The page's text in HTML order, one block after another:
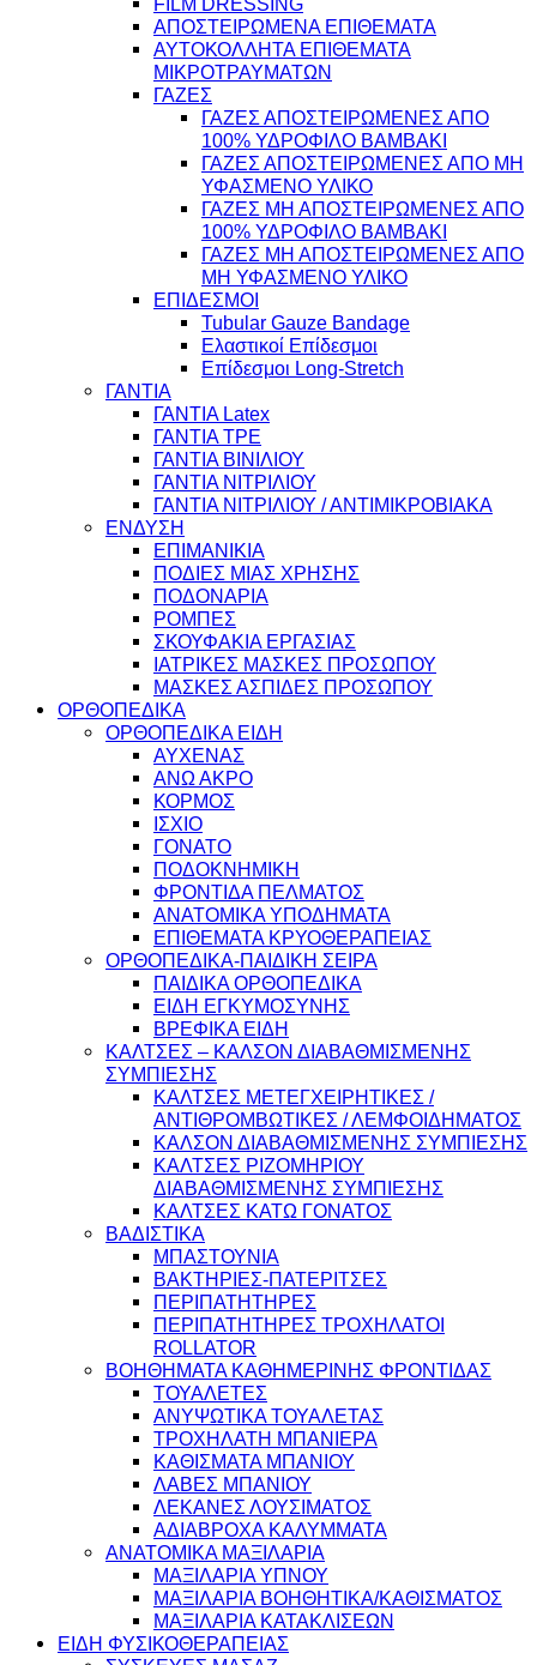
ΑΠΟΣΤΕΙΡΩΜΕΝΑ ΕΠΙΘΕΜΑΤΑ
ΑΥΤΟΚΟΛΛΗΤΑ ΕΠΙΘΕΜΑΤΑ
ΜΙΚΡΟΤΡΑΥΜΑΤΩΝ
ΓΑΖΕΣ
ΓΑΖΕΣ ΑΠΟΣΤΕΙΡΩΜΕΝΕΣ ΑΠΟ
100% ΥΔΡΟΦΙΛΟ ΒΑΜΒΑΚΙ
ΓΑΖΕΣ ΑΠΟΣΤΕΙΡΩΜΕΝΕΣ ΑΠΟ ΜΗ
ΥΦΑΣΜΕΝΟ ΥΛΙΚΟ
ΓΑΖΕΣ ΜΗ ΑΠΟΣΤΕΙΡΩΜΕΝΕΣ ΑΠΟ
100% ΥΔΡΟΦΙΛΟ ΒΑΜΒΑΚΙ
ΓΑΖΕΣ ΜΗ ΑΠΟΣΤΕΙΡΩΜΕΝΕΣ ΑΠΟ
ΜΗ ΥΦΑΣΜΕΝΟ ΥΛΙΚΟ
ΕΠΙΔΕΣΜΟΙ
Tubular Gauze Bandage
Ελαστικοί Επίδεσμοι
Επίδεσμοι Long-Stretch
ΓΑΝΤΙΑ
ΓΑΝΤΙΑ Latex
ΓΑΝΤΙΑ TPE
ΓΑΝΤΙΑ ΒΙΝΙΛΙΟΥ
ΓΑΝΤΙΑ ΝΙΤΡΙΛΙΟΥ
ΓΑΝΤΙΑ ΝΙΤΡΙΛΙΟΥ / ΑΝΤΙΜΙΚΡΟΒΙΑΚΑ
ΕΝΔΥΣΗ
ΕΠΙΜΑΝΙΚΙΑ
ΠΟΔΙΕΣ ΜΙΑΣ ΧΡΗΣΗΣ
ΠΟΔΟΝΑΡΙΑ
ΡΟΜΠΕΣ
ΣΚΟΥΦΑΚΙΑ ΕΡΓΑΣΙΑΣ
ΙΑΤΡΙΚΕΣ ΜΑΣΚΕΣ ΠΡΟΣΩΠΟΥ
ΜΑΣΚΕΣ ΑΣΠΙΔΕΣ ΠΡΟΣΩΠΟΥ
ΟΡΘΟΠΕΔΙΚΑ
ΟΡΘΟΠΕΔΙΚΑ ΕΙΔΗ
ΑΥΧΕΝΑΣ
ΑΝΩ ΑΚΡΟ
ΚΟΡΜΟΣ
ΙΣΧΙΟ
ΓΟΝΑΤΟ
ΠΟΔΟΚΝΗΜΙΚΗ
ΦΡΟΝΤΙΔΑ ΠΕΛΜΑΤΟΣ
ΑΝΑΤΟΜΙΚΑ ΥΠΟΔΗΜΑΤΑ
ΕΠΙΘΕΜΑΤΑ ΚΡΥΟΘΕΡΑΠΕΙΑΣ
ΟΡΘΟΠΕΔΙΚΑ-ΠΑΙΔΙΚΗ ΣΕΙΡΑ
ΠΑΙΔΙΚΑ ΟΡΘΟΠΕΔΙΚΑ
ΕΙΔΗ ΕΓΚΥΜΟΣΥΝΗΣ
ΒΡΕΦΙΚΑ ΕΙΔΗ
ΚΑΛΤΣΕΣ – ΚΑΛΣΟΝ ΔΙΑΒΑΘΜΙΣΜΕΝΗΣ
ΣΥΜΠΙΕΣΗΣ
ΚΑΛΤΣΕΣ ΜΕΤΕΓΧΕΙΡΗΤΙΚΕΣ /
ΑΝΤΙΘΡΟΜΒΩΤΙΚΕΣ / ΛΕΜΦΟΙΔΗΜΑΤΟΣ
ΚΑΛΣΟΝ ΔΙΑΒΑΘΜΙΣΜΕΝΗΣ ΣΥΜΠΙΕΣΗΣ
ΚΑΛΤΣΕΣ ΡΙΖΟΜΗΡΙΟΥ
ΔΙΑΒΑΘΜΙΣΜΕΝΗΣ ΣΥΜΠΙΕΣΗΣ
ΚΑΛΤΣΕΣ ΚΑΤΩ ΓΟΝΑΤΟΣ
ΒΑΔΙΣΤΙΚΑ
ΜΠΑΣΤΟΥΝΙΑ
ΒΑΚΤΗΡΙΕΣ-ΠΑΤΕΡΙΤΣΕΣ
ΠΕΡΙΠΑΤΗΤΗΡΕΣ
ΠΕΡΙΠΑΤΗΤΗΡΕΣ ΤΡΟΧΗΛΑΤΟΙ
ROLLATOR
ΒΟΗΘΗΜΑΤΑ ΚΑΘΗΜΕΡΙΝΗΣ ΦΡΟΝΤΙΔΑΣ
ΤΟΥΑΛΕΤΕΣ
ΑΝΥΨΩΤΙΚΑ ΤΟΥΑΛΕΤΑΣ
ΤΡΟΧΗΛΑΤΗ ΜΠΑΝΙΕΡΑ
ΚΑΘΙΣΜΑΤΑ ΜΠΑΝΙΟΥ
ΛΑΒΕΣ ΜΠΑΝΙΟΥ
ΛΕΚΑΝΕΣ ΛΟΥΣΙΜΑΤΟΣ
ΑΔΙΑΒΡΟΧΑ ΚΑΛΥΜΜΑΤΑ
ΑΝΑΤΟΜΙΚΑ ΜΑΞΙΛΑΡΙΑ
ΜΑΞΙΛΑΡΙΑ ΥΠΝΟΥ
ΜΑΞΙΛΑΡΙΑ ΒΟΗΘΗΤΙΚΑ/ΚΑΘΙΣΜΑΤΟΣ
ΜΑΞΙΛΑΡΙΑ ΚΑΤΑΚΛΙΣΕΩΝ
ΕΙΔΗ ΦΥΣΙΚΟΘΕΡΑΠΕΙΑΣ